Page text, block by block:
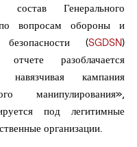
Генерального
по вопросам обороны и
безопасности (SGDSN)
разоблачается
кампания
манипулирования»,
под легитимные
организации.